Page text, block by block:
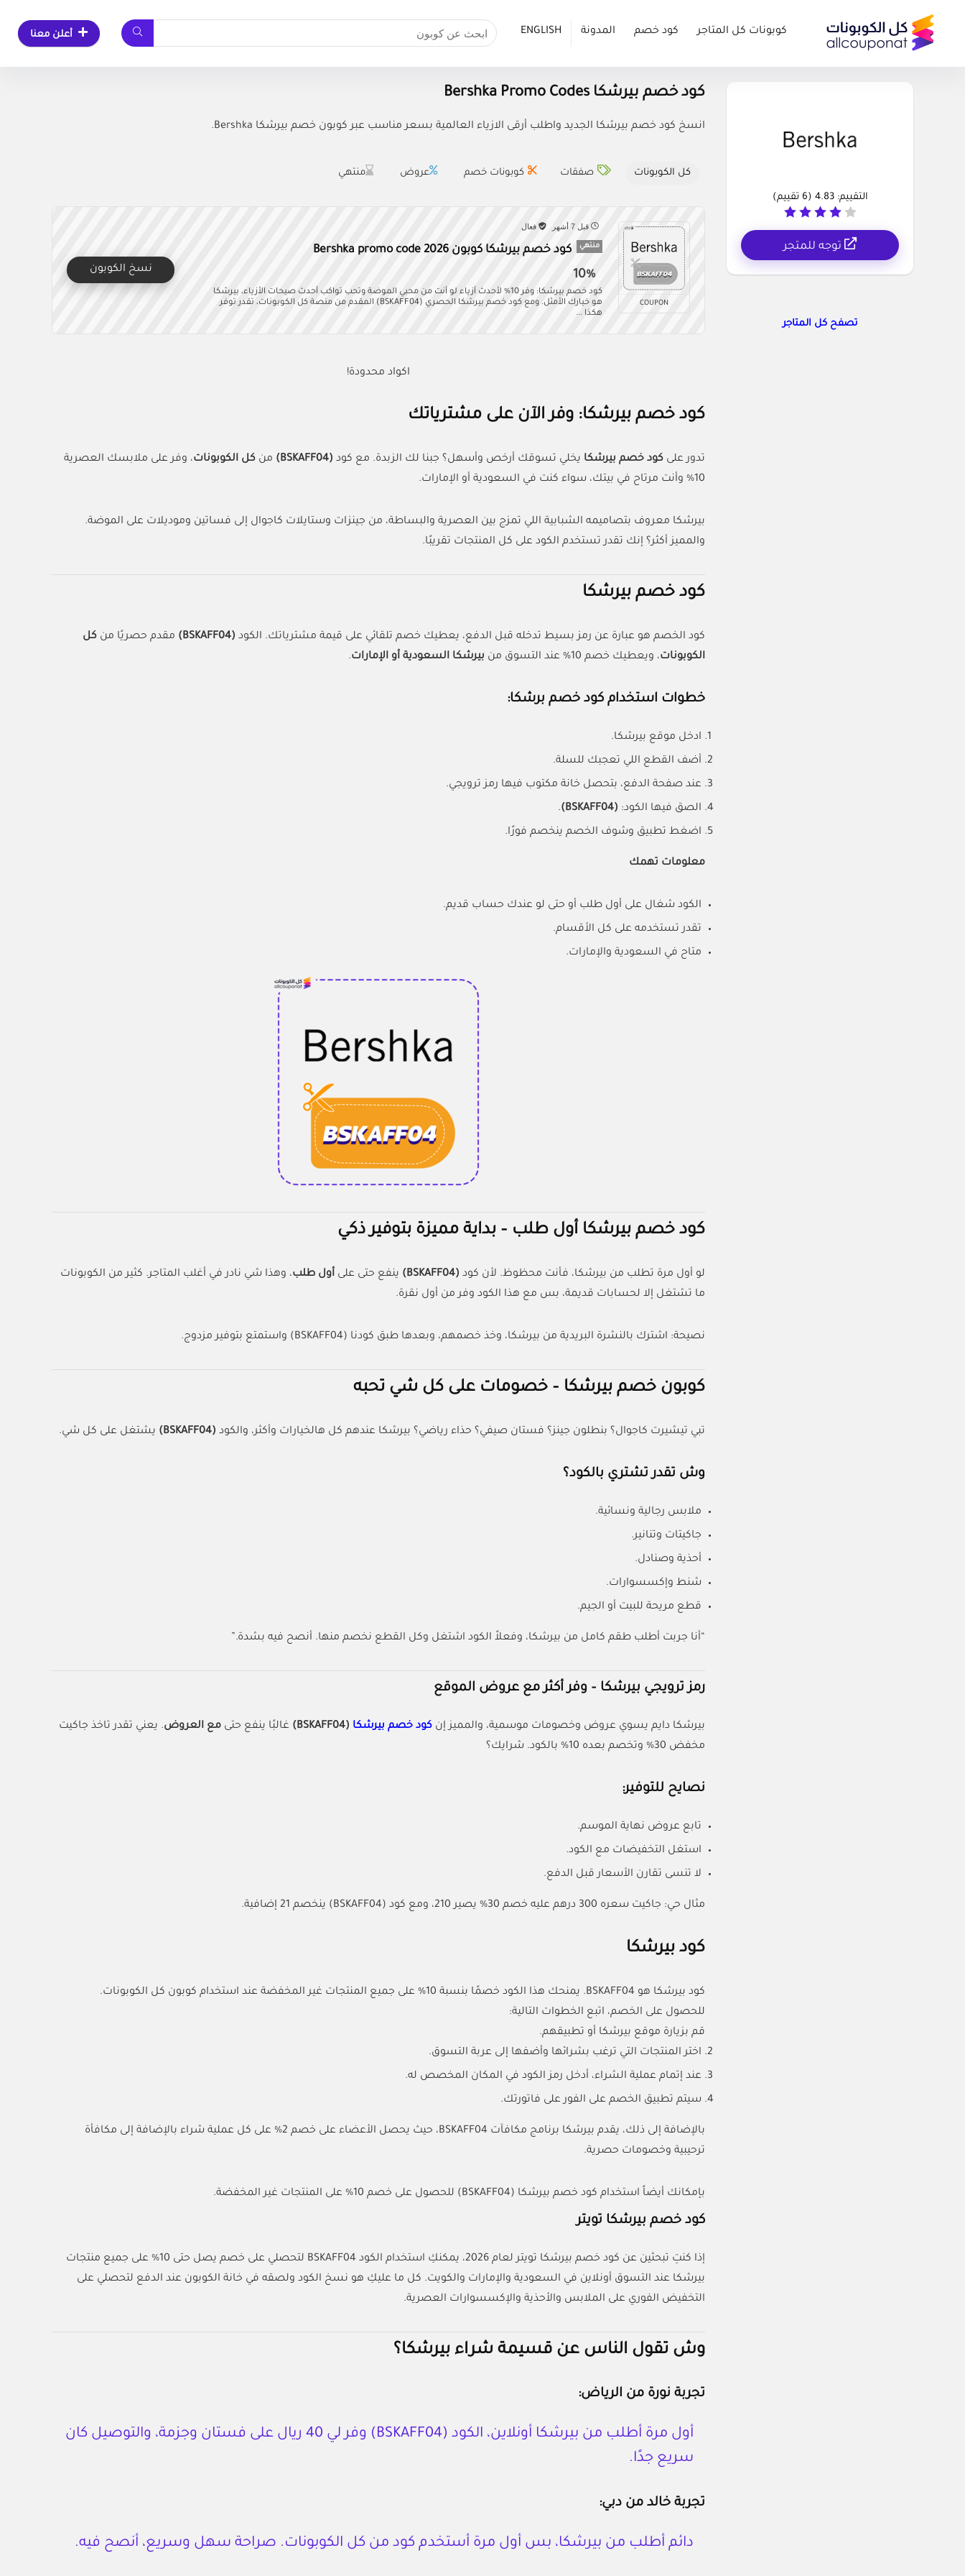
كوبونات كل المتاجر كود خصم المدونة ENGLISH أعلن معنا
كود خصم بيرشكا Bershka Promo Codes
انسخ كود خصم بيرشكا الجديد واطلب أرقى الازياء العالمية بسعر مناسب عبر كوبون خصم بيرشكا Bershka.
التقييم:4.83
(
6 تقييم)
توجه للمتجر
كل الكوبونات صفقات كوبونات خصم عروض منتهي
COUPON
قبل 7 أشهر فعال
منتهي كود خصم بيرشكا كوبون Bershka promo code 2026
10%
كود خصم بيرشكا: وفر 10% لأحدث أزياء لو أنت من محبي الموضة وتحب تواكب أحدث صيحات الأزياء، بيرشكا
هو خيارك الأمثل. ومع كود خصم بيرشكا الحصري (BSKAFF04) المقدم من منصة كل الكوبونات، تقدر توفر
هكذا ...
نسخ الكوبون
اكواد محدودة!
كود خصم بيرشكا: وفر الآن على مشترياتك
تدور على كود خصم بيرشكا يخلي تسوقك أرخص وأسهل؟ جبنا لك الزبدة. مع كود (BSKAFF04) من كل الكوبونات، وفر على ملابسك العصرية
10% وأنت مرتاح في بيتك، سواء كنت في السعودية أو الإمارات.
بيرشكا معروف بتصاميمه الشبابية اللي تمزج بين العصرية والبساطة، من جينزات وستايلات كاجوال إلى فساتين وموديلات على الموضة.
والمميز أكثر؟ إنك تقدر تستخدم الكود على كل المنتجات تقريبًا.
كود خصم بيرشكا
كود الخصم هو عبارة عن رمز بسيط تدخله قبل الدفع، يعطيك خصم تلقائي على قيمة مشترياتك. الكود (BSKAFF04) مقدم حصريًا من كل
الكوبونات، ويعطيك خصم 10% عند التسوق من بيرشكا السعودية أو الإمارات.
خطوات استخدام كود خصم برشكا:
ادخل موقع بيرشكا.
أضف القطع اللي تعجبك للسلة.
عند صفحة الدفع، بتحصل خانة مكتوب فيها رمز ترويجي.
الصق فيها الكود: (BSKAFF04)
.
اضغط تطبيق وشوف الخصم ينخصم فورًا.
معلومات تهمك
الكود شغال على أول طلب أو حتى لو عندك حساب قديم.
تقدر تستخدمه على كل الأقسام.
متاح في السعودية والإمارات.
كود خصم بيرشكا أول طلب – بداية مميزة بتوفير ذكي
لو أول مرة تطلب من بيرشكا، فأنت محظوظ. لأن كود (BSKAFF04) ينفع حتى على أول طلب، وهذا شي نادر في أغلب المتاجر. كثير من الكوبونات
ما تشتغل إلا لحسابات قديمة، بس مع هذا الكود وفر من أول نقرة.
نصيحة: اشترك بالنشرة البريدية من بيرشكا، وخذ خصمهم، وبعدها طبق كودنا (BSKAFF04) واستمتع بتوفير مزدوج.
كوبون خصم بيرشكا – خصومات على كل شي تحبه
تبي تيشيرت كاجوال؟ بنطلون جينز؟ فستان صيفي؟ حذاء رياضي؟ بيرشكا عندهم كل هالخيارات وأكثر، والكود (BSKAFF04) يشتغل على كل شي.
وش تقدر تشتري بالكود؟
ملابس رجالية ونسائية.
جاكيتات وتنانير.
أحذية وصنادل.
شنط وإكسسوارات.
قطع مريحة للبيت أو الجيم.
“أنا جربت أطلب طقم كامل من بيرشكا، وفعلاً الكود اشتغل وكل القطع نخصم منها. أنصح فيه بشدة.”
رمز ترويجي بيرشكا – وفر أكثر مع عروض الموقع
بيرشكا دايم يسوي عروض وخصومات موسمية، والمميز إن كود خصم بيرشكا (BSKAFF04) غالبًا ينفع حتى مع العروض. يعني تقدر تاخذ جاكيت
مخفض 30% وتخصم بعده 10% بالكود. شرايك؟
نصايح للتوفير:
تابع عروض نهاية الموسم.
استغل التخفيضات مع الكود.
لا تنسى تقارن الأسعار قبل الدفع.
مثال حي: جاكيت سعره 300 درهم عليه خصم 30% يصير 210، ومع كود (BSKAFF04) ينخصم 21 إضافية.
كود بيرشكا
كود بيرشكا هو BSKAFF04. يمنحك هذا الكود خصمًا بنسبة 10% على جميع المنتجات غير المخفضة عند استخدام كوبون كل الكوبونات.
للحصول على الخصم، اتبع الخطوات التالية:
قم بزيارة موقع بيرشكا أو تطبيقهم.
اختر المنتجات التي ترغب بشرائها وأضفها إلى عربة التسوق.
عند إتمام عملية الشراء، أدخل رمز الكود في المكان المخصص له.
سيتم تطبيق الخصم على الفور على فاتورتك.
بالإضافة إلى ذلك، يقدم بيرشكا برنامج مكافآت BSKAFF04، حيث يحصل الأعضاء على خصم 2% على كل عملية شراء بالإضافة إلى مكافأة
ترحيبية وخصومات حصرية.
بإمكانك أيضاً استخدام كود خصم بيرشكا (BSKAFF04) للحصول على خصم 10% على المنتجات غير المخفضة.
كود خصم بيرشكا تويتر
إذا كنتِ تبحثين عن كود خصم بيرشكا تويتر لعام 2026، يمكنكِ استخدام الكود BSKAFF04
لتحصلي على خصم يصل حتى 10% على جميع منتجات
بيرشكا عند التسوق أونلاين في السعودية والإمارات والكويت. كل ما عليكِ هو نسخ الكود ولصقه في خانة الكوبون عند الدفع لتحصلي على
التخفيض الفوري على الملابس والأحذية والإكسسوارات العصرية.
وش تقول الناس عن قسيمة شراء بيرشكا؟
تجربة نورة من الرياض:
أول مرة أطلب من بيرشكا أونلاين، الكود (BSKAFF04) وفر لي 40 ريال على فستان وجزمة، والتوصيل كان
سريع جدًا.
تجربة خالد من دبي:
دائم أطلب من بيرشكا، بس أول مرة أستخدم كود من كل الكوبونات. صراحة سهل وسريع، أنصح فيه.
تصفح كل المتاجر